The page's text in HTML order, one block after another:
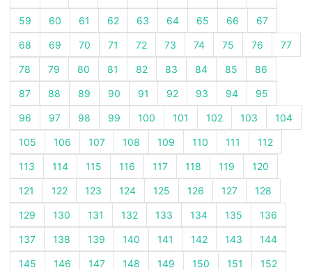
59 60 61 62 63 64 65 66 67
68 69 70 71 72 73 74 75 76 77
78 79 80 81 82 83 84 85 86
87 88 89 90 91 92 93 94 95
96 97 98 99 100 101 102 103 104
105 106 107 108 109 110 111 112
113 114 115 116 117 118 119 120
121 122 123 124 125 126 127 128
129 130 131 132 133 134 135 136
137 138 139 140 141 142 143 144
145 146 147 148 149 150 151 152